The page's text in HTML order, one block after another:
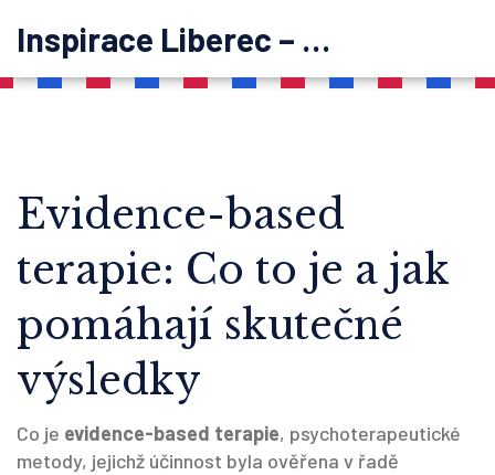
Inspirace Liberec – psychoterapie
Evidence-based
terapie: Co to je a jak
pomáhají skutečné
výsledky
Co je evidence-based terapie, psychoterapeutické
metody, jejichž účinnost byla ověřena v řadě